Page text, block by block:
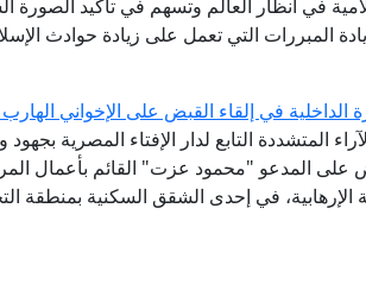
في أنظار العالم وتسهم في تأكيد الصورة
المبررات التي تعمل على زيادة حوادث
الداخلية في إلقاء القبض على الإخواني
المتشددة التابع لدار الإفتاء المصرية
على المدعو "محمود عزت" القائم بأعمال
الإرهابية، في إحدى الشقق السكنية بمنطقة